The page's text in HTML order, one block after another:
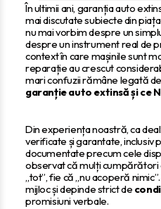
În ultimii ani, garanția auto
mai discutate subiecte din
nu mai vorbim despre un
despre un instrument real de
context în care mașinile sunt
reparație au crescut
mari confuzii rămâne legată de
garanție auto extinsă și ce
Din experiența noastră, ca
verificate și garantate, inclusiv
documentate precum cele
observat că mulți
„tot”, fie că „nu acoperă
mijloc și depinde strict de
promisiuni verbale.